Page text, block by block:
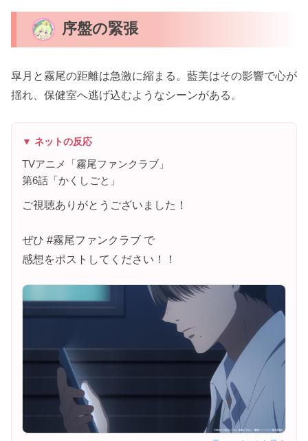
序盤の緊張
皐月と霧尾の距離は急激に縮まる。藍美はその影響で心が
揺れ、保健室へ逃げ込むようなシーンがある。
▼ ネットの反応
TVアニメ「霧尾ファンクラブ」
第6話「かくしごと」
ご視聴ありがとうございました！
ぜひ #霧尾ファンクラブ で
感想をポストしてください！！